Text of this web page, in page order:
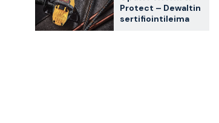
Protect – Dewaltin
sertifiointileima